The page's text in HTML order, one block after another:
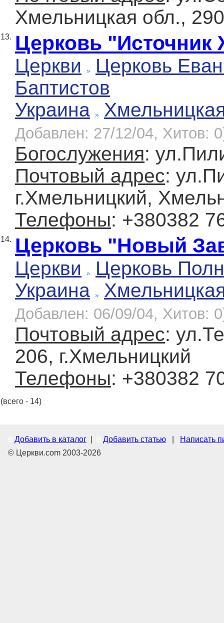
Хмельницкая обл.,
13. Церковь "Источник
Церкви
Церковь
Баптистов
Украина
Добавлен: 27/12/04, Хитов:
Богослужения:
Почтовый адрес:
г.Хмельницкий,
Телефоны: +380382
14. Церковь "Новый
Церкви
Церковь
Украина
Добавлен: 06/09/04, Хитов:
Почтовый адрес:
206, г.Хмельницкий
Телефоны: +380382
(всего - 14)
Добавить в каталог Добавить статью
Написать
© Церкви.com 2003-2026